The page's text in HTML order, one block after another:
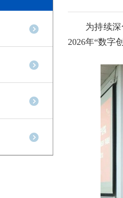
为持续
2026年“数字